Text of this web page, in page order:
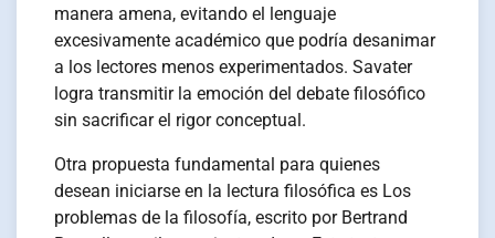
manera amena, evitando el lenguaje
excesivamente académico que podría desanimar
a los lectores menos experimentados. Savater
logra transmitir la emoción del debate filosófico
sin sacrificar el rigor conceptual.
Otra propuesta fundamental para quienes
desean iniciarse en la lectura filosófica es Los
problemas de la filosofía, escrito por Bertrand